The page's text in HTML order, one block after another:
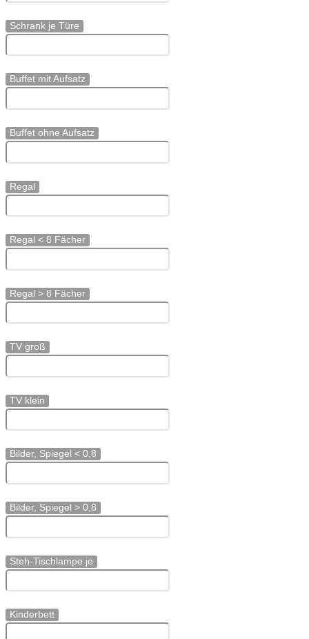
Schrank je Türe
Buffet mit Aufsatz
Buffet ohne Aufsatz
Regal
Regal < 8 Fächer
Regal > 8 Fächer
TV groß
TV klein
Bilder, Spiegel < 0,8
Bilder, Spiegel > 0,8
Steh-Tischlampe je
Kinderbett